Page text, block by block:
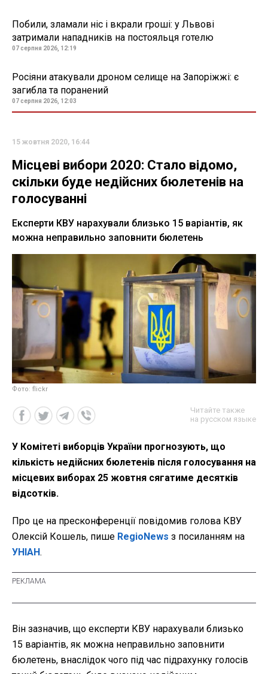
Побили, зламали ніс і вкрали гроші: у Львові
затримали нападників на постояльця готелю
07 серпня 2026, 12:19
Росіяни атакували дроном селище на Запоріжжі: є
загибла та поранений
07 серпня 2026, 12:03
15 жовтня 2020, 16:44
Місцеві вибори 2020: Стало відомо,
скільки буде недійсних бюлетенів на
голосуванні
Експерти КВУ нарахували близько 15 варіантів, як
можна неправильно заповнити бюлетень
Фото: flickr
Читайте также
на русском языке
У Комітеті виборців України прогнозують, що
кількість недійсних бюлетенів після голосування на
місцевих виборах 25 жовтня сягатиме десятків
відсотків.
Про це на пресконференції повідомив голова КВУ
Олексій Кошель, пише RegioNews з посиланням на
УНІАН.
Він зазначив, що експерти КВУ нарахували близько
15 варіантів, як можна неправильно заповнити
бюлетень, внаслідок чого під час підрахунку голосів